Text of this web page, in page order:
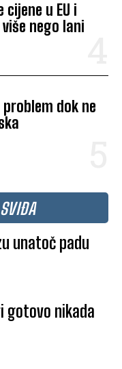
cijene u EU i
nego lani
dok ne
unatoč padu
gotovo nikada